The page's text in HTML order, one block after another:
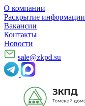
О компании
Раскрытие информации
Вакансии
Контакты
Новости
sale@zkpd.su